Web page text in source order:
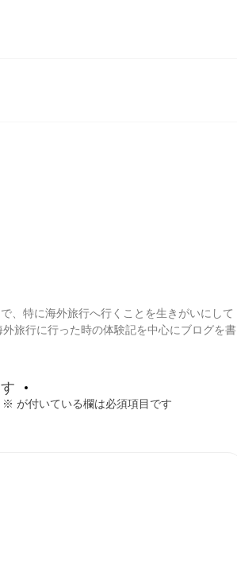
、特に海外旅行へ行くことを生きがいにして
旅行に行った時の体験記を中心にブログを書
※ が付いている欄は必須項目です